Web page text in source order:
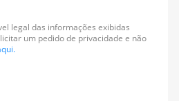
legal das informações exibidas
um pedido de privacidade e não